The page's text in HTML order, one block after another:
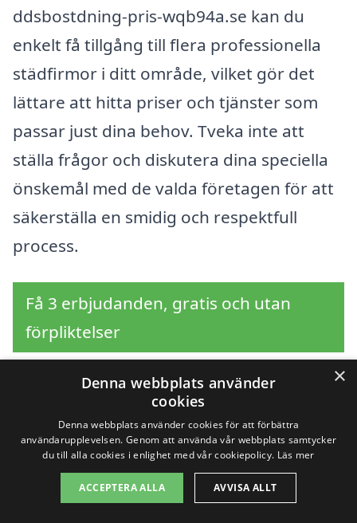
ddsbostdning-pris-wqb94a.se kan du
enkelt få tillgång till flera professionella
städfirmor i ditt område, vilket gör det
lättare att hitta priser och tjänster som
passar just dina behov. Tveka inte att
ställa frågor och diskutera dina speciella
önskemål med de valda företagen för att
säkerställa en smidig och respektfull
process.
Få 3 erbjudanden, gratis och utan
förpliktelser
Sök efter en
professionell för
dödsbostädning i andra
×
Denna webbplats använder
cookies
Denna webbplats använder cookies för att förbättra
användarupplevelsen. Genom att använda vår webbplats samtycker
du till alla cookies i enlighet med vår cookiepolicy. Läs mer
ACCEPTERA ALLA AVVISA ALLT